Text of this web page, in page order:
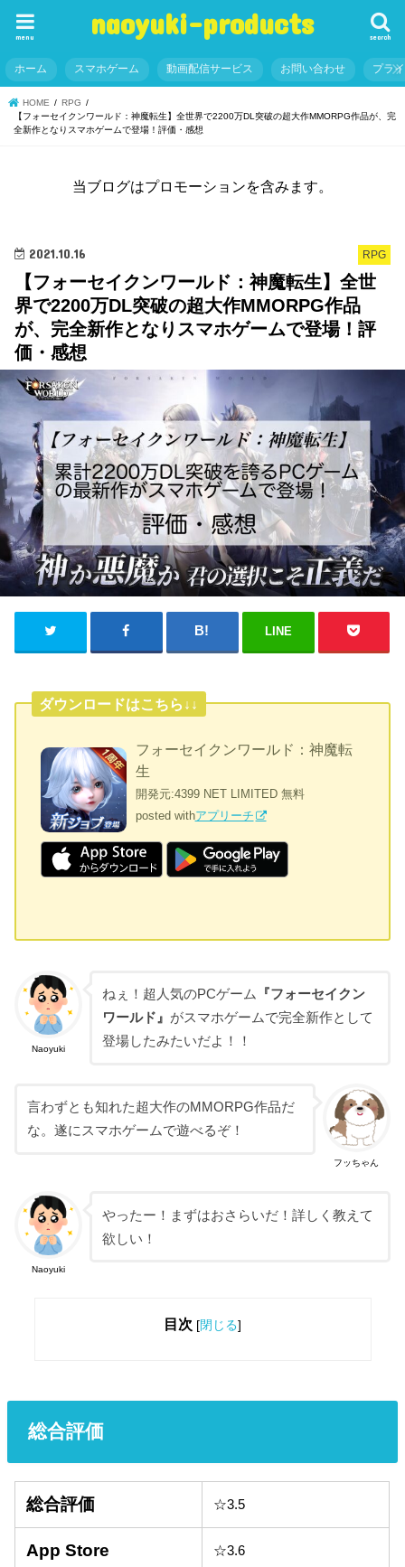
naoyuki-products search
menu
ホーム スマホゲーム 動画配信サービス お問い合わせ プラ
HOME
RPG
【フォーセイクンワールド：神魔転生】全世界で2200万DL突破の超大作MMORPG作品が、完
全新作となりスマホゲームで登場！評価・感想
当ブログはプロモーションを含みます。
RPG
2021.10.16
【フォーセイクンワールド：神魔転生】全世
界で2200万DL突破の超大作MMORPG作品
が、完全新作となりスマホゲームで登場！評
価・感想
LINE
ダウンロードはこちら↓↓
フォーセイクンワールド：神魔転
生
開発元:4399 NET LIMITED 無料
posted withアプリーチ
Naoyuki
ねぇ！超人気のPCゲーム 『フォーセイクン
ワールド』 がスマホゲームで完全新作として
登場したみたいだよ！！
フッちゃん
言わずとも知れた超大作のMMORPG作品だ
な。遂にスマホゲームで遊べるぞ！
Naoyuki
やったー！まずはおさらいだ！詳しく教えて
欲しい！
目次 [閉じる]
総合評価
総合評価 ☆3.5
App Store ☆3.6